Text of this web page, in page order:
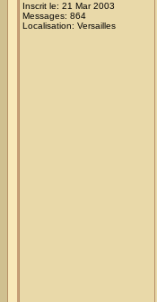
Inscrit le: 21 Mar 2003
Messages: 864
Localisation: Versailles